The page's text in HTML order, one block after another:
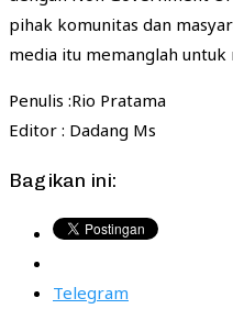
pihak komunitas dan
media itu memanglah untuk
Penulis :Rio Pratama
Editor : Dadang Ms
Bagikan ini:
Telegram